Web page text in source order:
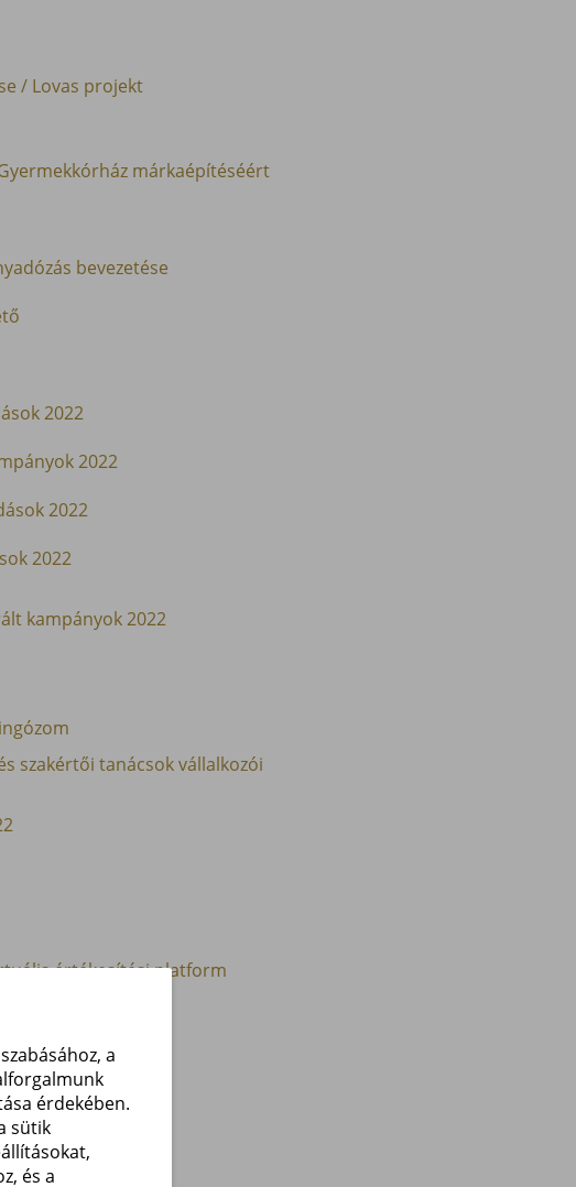
/ Lovas projekt
márkaépítéséért
bevezetése
2022
2022
2022
2022
kampányok 2022
szakértői tanácsok vállalkozói
értékesítési platform
a
érdekében.
sütik
és a